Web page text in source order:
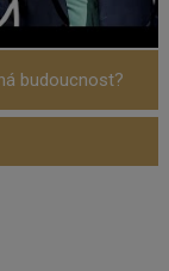
budoucnost?